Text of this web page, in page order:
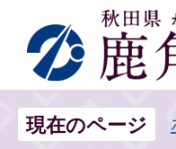
現在のページ